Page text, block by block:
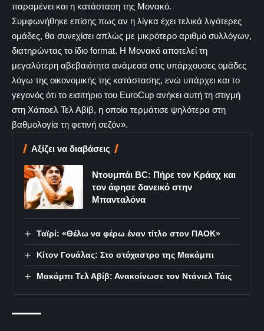
παραμένει και η κατάσταση της Μονακό.
Συμφωνήθηκε επίσης πως αν η λίγκα έχει τελικά λιγότερες
ομάδες, θα συνεχίσει απλώς με μικρότερο αριθμό συλλόγων,
διατηρώντας το ίδιο format. Η Μονακό αποτελεί τη
μεγαλύτερη αβεβαιότητα ανάμεσα στις υπάρχουσες ομάδες
λόγω της οικονομικής της κατάστασης, ενώ υπάρχει και το
γεγονός ότι το εισιτήριο του EuroCup ανήκει αυτή τη στιγμή
στη Χάποελ Τελ Αβίβ, η οποία τερμάτισε ψηλότερα στη
βαθμολογία τη φετινή σεζόν».
Αξίζει να διαβάσεις
Ντουμπάι BC: Πήρε τον Κράαχ και
τον άφησε δανεικό στην
Μπανταλόνα
Ταϊρί: «Θέλω να φέρω έναν τίτλο στον ΠΑΟΚ»
Κίτον Γουάλας: Στο στόχαστρο της Μακάμπι
Μακάμπι Τελ Αβίβ: Ανακοίνωσε τον Ντάνιελ Τάις